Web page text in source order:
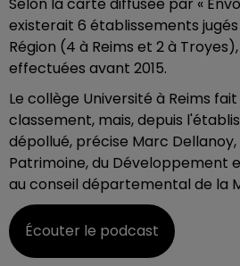
existerait 6 établissements
Région (4 à Reims et 2 à
effectuées avant 2015.
Le collège Université à Reims
classement, mais, depuis
dépollué, précise Marc
Patrimoine, du Développement
au conseil départemental de la
Écouter le podcast